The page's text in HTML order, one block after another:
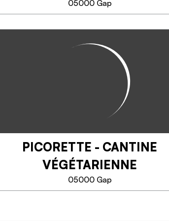
05000 Gap
Situé au dynamique C.Cial
E.Leclerc, Flunch vous offre un
restaurant petits et grands à
chaque moment de la journée,
SAPERNE DI PIÙ
PICORETTE - CANTINE
VÉGÉTARIENNE
05000 Gap